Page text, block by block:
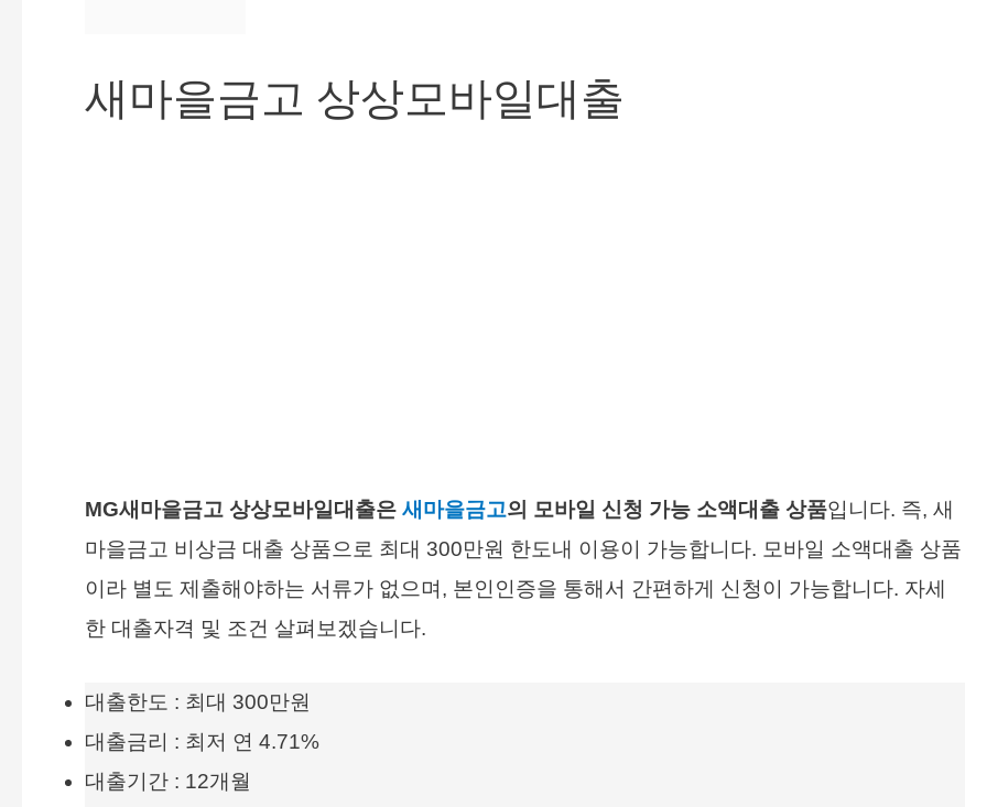
새마을금고 상상모바일대출
MG새마을금고 상상모바일대출은 새마을금고의 모바일 신청 가능 소액대출 상품입니다. 즉, 새
마을금고 비상금 대출 상품으로 최대 300만원 한도내 이용이 가능합니다. 모바일 소액대출 상품
이라 별도 제출해야하는 서류가 없으며, 본인인증을 통해서 간편하게 신청이 가능합니다. 자세
한 대출자격 및 조건 살펴보겠습니다.
대출한도 : 최대 300만원
대출금리 : 최저 연 4.71%
대출기간 : 12개월